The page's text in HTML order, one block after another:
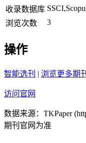
收录数据库
浏览次数
3
操作
智能选刊 | 浏览更多期刊
访问官网
数据来源：TKPaper
期刊官网为准